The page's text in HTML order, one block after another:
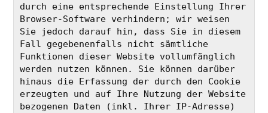
durch eine entsprechende Einstellung Ihrer
Browser-Software verhindern; wir weisen
Sie jedoch darauf hin, dass Sie in diesem
Fall gegebenenfalls nicht sämtliche
Funktionen dieser Website vollumfänglich
werden nutzen können. Sie können darüber
hinaus die Erfassung der durch den Cookie
erzeugten und auf Ihre Nutzung der Website
bezogenen Daten (inkl. Ihrer IP-Adresse)